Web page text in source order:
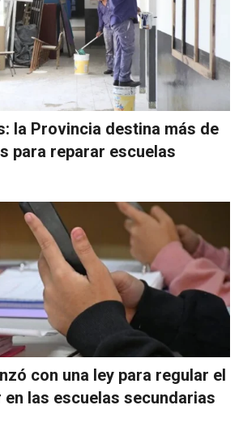
la Provincia destina más de
para reparar escuelas
con una ley para regular el
las escuelas secundarias